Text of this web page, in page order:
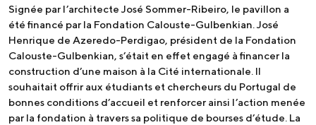
Signée par l’architecte José Sommer-Ribeiro, le pavillon a
été financé par la Fondation Calouste-Gulbenkian. José
Henrique de Azeredo-Perdigao, président de la Fondation
Calouste-Gulbenkian, s’était en effet engagé à financer la
construction d’une maison à la Cité internationale. Il
souhaitait offrir aux étudiants et chercheurs du Portugal de
bonnes conditions d’accueil et renforcer ainsi l’action menée
par la fondation à travers sa politique de bourses d’étude. La